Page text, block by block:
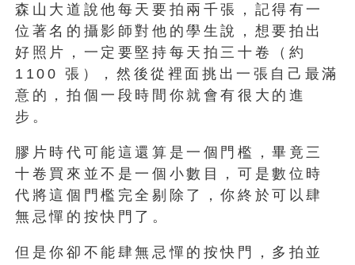
森山大道說他每天要拍兩千張，記得有一
位著名的攝影師對他的學生說，想要拍出
好照片，一定要堅持每天拍三十卷（約
1100 張），然後從裡面挑出一張自己最滿
意的，拍個一段時間你就會有很大的進
步。
膠片時代可能這還算是一個門檻，畢竟三
十卷買來並不是一個小數目，可是數位時
代將這個門檻完全剔除了，你終於可以肆
無忌憚的按快門了。
但是你卻不能肆無忌憚的按快門，多拍並